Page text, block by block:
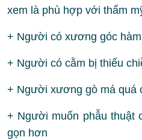
xem là phù hợp với thẩm
+ Người có xương góc
+ Người có cằm bị thiếu
+ Người xương gò má quá
+ Người muốn phẫu thuật
gọn hơn